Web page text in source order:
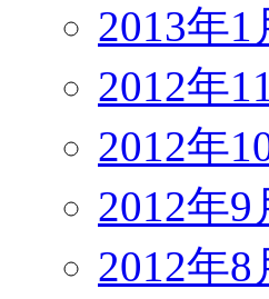
2013年1
2012年
2012年
2012年9
2012年8